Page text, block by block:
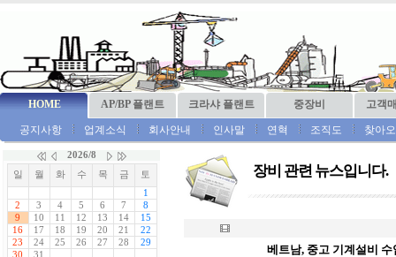
HOME AP/BP 플랜트 크라샤 플랜트 중장비 고객
공지사항 업계소식 회사안내 인사말 연혁 조직도 찾아
장비 관련 뉴스입니다.
베트남, 중고 기계설비